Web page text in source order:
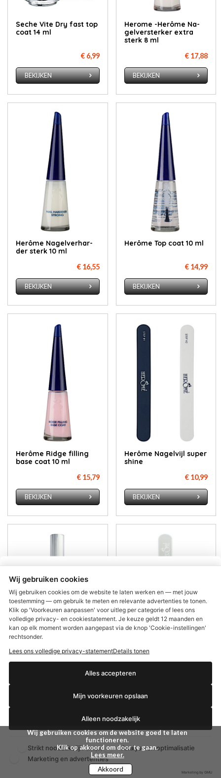
Se­che Vi­te Dry fast top
coat 14 ml
€ 6,99
BEKIJKEN
Herome -Herô­me Na­
gel­ver­ster­ker ex­tra
sterk 8 ml
€ 17,88
BEKIJKEN
Herô­me Na­gel­ver­har­
der sterk 10 ml
€ 16,55
BEKIJKEN
Herô­me Top coat 10 ml
€ 14,99
BEKIJKEN
Herô­me Rid­ge fil­ling
ba­se coat 10 ml
€ 15,79
BEKIJKEN
Herô­me Na­gel­vijl su­per
shi­ne
€ 10,99
BEKIJKEN
Herô­me Won­der­pen
(cu­ti­cle & nail re­me­dy)
€ 14,73
Herô­me Glass nail fi­le
tra­vel­si­ze
BEKIJKEN
Wij gebruiken cookies om de website goed te laten
functioneren.
Klik op akkoord om door te gaan.
Lees meer.
Akkoord
Wij gebruiken cookies
Wij gebruiken cookies om de website te laten werken en — met jouw
toestemming — om gebruik te meten en relevante advertenties te tonen.
Klik op 'Voorkeuren aanpassen' voor uitleg per categorie of lees ons
volledige privacy- en cookiestatement. Je keuze geldt 12 maanden en
kan op elk moment worden aangepast via de knop 'Cookie-instellingen'
rechtsonder.
Lees ons volledige privacy-statementDetails tonen
Alles accepteren
Mijn voorkeuren opslaan
Alleen noodzakelijk
Strikt noodzakelijk(altijd)
Analyse en optimalisatie
Marketing en advertenties
Marketing by GMU
€2,50 korting?
Ja, ik wil korting